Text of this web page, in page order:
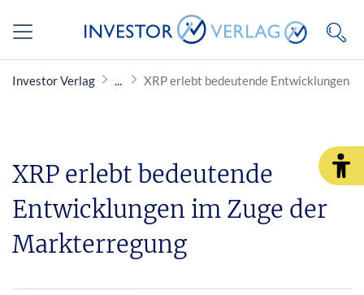
Investor Verlag XRP erlebt bedeutende Entwicklungen
XRP erlebt bedeutende
Entwicklungen im Zuge der
Markterregung